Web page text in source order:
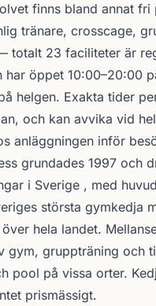
finns bland annat fri
tränare, crosscage,
totalt 23 faciliteter är
har öppet 10:00–20:00
helgen. Exakta tider
och kan avvika vid
anläggningen inför
grundades 1997 och
i Sverige , med
största gymkedja
hela landet.
gym, gruppträning och
pool på vissa orter.
prismässigt.